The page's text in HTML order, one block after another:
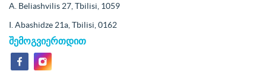
A. Beliashvilis 27, Tbilisi, 1059
I. Abashidze 21a, Tbilisi, 0162
შემოგვიერთდით